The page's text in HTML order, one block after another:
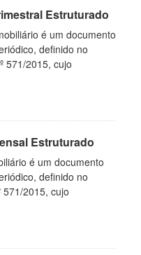
Estruturado
é um documento
definido no
571/2015, cujo
Estruturado
é um documento
definido no
571/2015, cujo